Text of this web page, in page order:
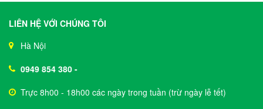
LIÊN HỆ VỚI CHÚNG TÔI
Hà Nội
0949 854 380 -
Trực 8h00 - 18h00 các ngày trong tuần (trừ ngày lễ tết)